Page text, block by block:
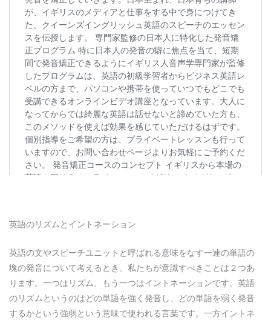
英語のリズムとイントネーション
英語の文やスピーチユニットと呼ばれる意味をなす一連の単語の
塊の発音について考えるとき、私たちが意識すべきことは２つあ
ります。一つはリズム、もう一つはイントネーションです。英語
のリズムというのはどの単語を強く発音し、どの単語を弱く発音
するかという強弱という意味で使われる言葉です。一方イントネ